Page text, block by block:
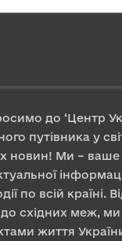
до ‘Центр
путівника у
новин! Ми – ваше
по всій країні.
до східних меж,
життя